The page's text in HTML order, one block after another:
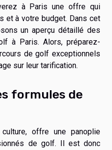
à Paris une offre qui
et à votre budget. Dans cet
un aperçu détaillé des
à Paris. Alors, préparez-
de golf exceptionnels
sur leur tarification.
formules de
offre une panoplie
de golf. Il est donc